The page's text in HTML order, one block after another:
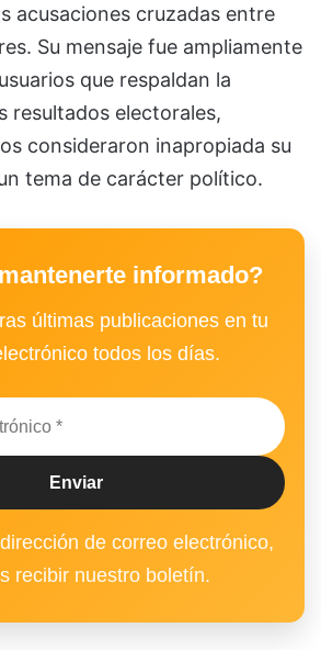
acusaciones cruzadas entre
Su mensaje fue ampliamente
que respaldan la
resultados electorales,
consideraron inapropiada su
tema de carácter político.
informado?
últimas publicaciones en tu
todos los días.
de correo electrónico,
recibir nuestro boletín.